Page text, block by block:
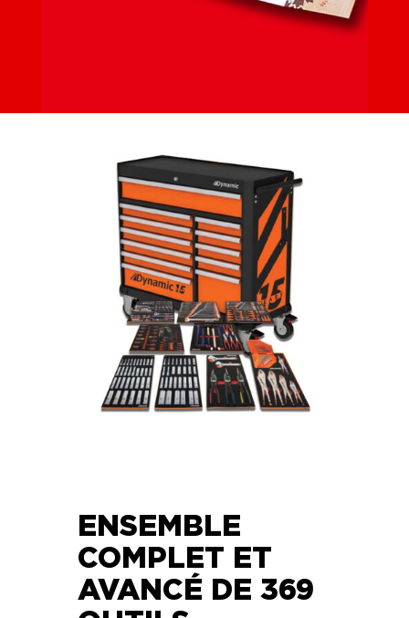
ENSEMBLE
COMPLET ET
AVANCÉ DE 369